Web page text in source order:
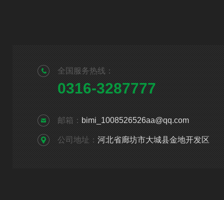
全国服务热线：
0316-3287777
邮箱： bimi_1008526526aa@qq.com
公司地址： 河北省廊坊市大城县金地开发区